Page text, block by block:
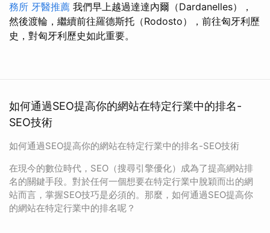
務所 牙醫推薦 我們早上越過達達內爾（Dardanelles），
然後渡輪，繼續前往羅德斯托（Rodosto），前往匈牙利歷
史，對匈牙利歷史如此重要。
如何通過SEO提高你的網站在特定行業中的排名-
SEO技術
如何通過SEO提高你的網站在特定行業中的排名-SEO技術
在現今的數位時代，SEO（搜尋引擎優化）成為了提高網站排
名的關鍵手段。對於任何一個想要在特定行業中脫穎而出的網
站而言，掌握SEO技巧是必須的。那麼，如何通過SEO提高你
的網站在特定行業中的排名呢？